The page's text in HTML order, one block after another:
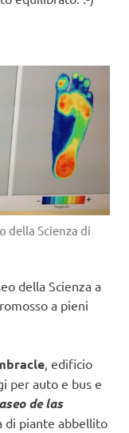
della Scienza di
della Scienza a
a pieni
, edificio
per auto e bus e
de las
di piante abbellito